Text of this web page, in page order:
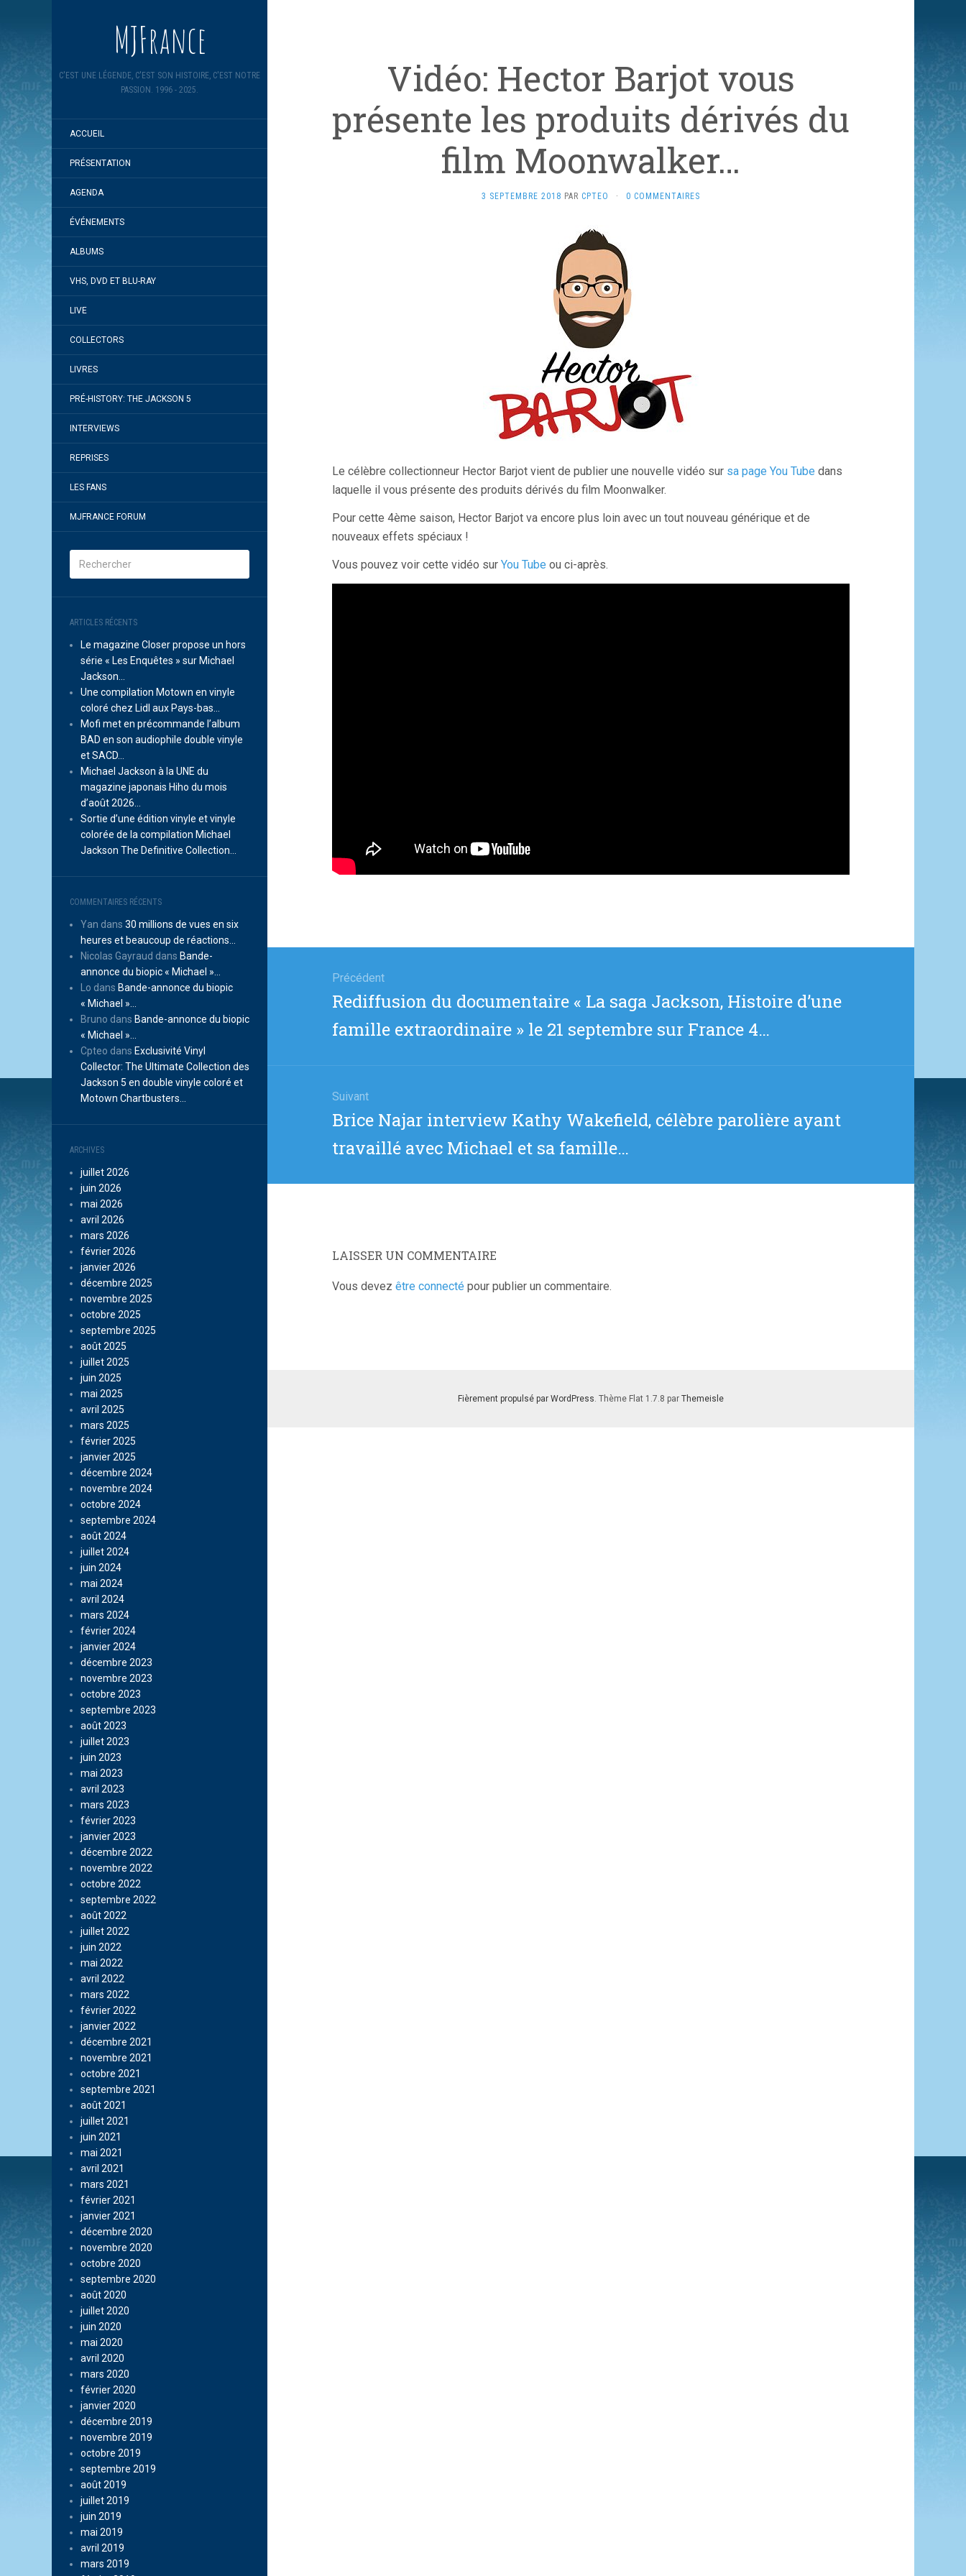
MJFrance
C'EST UNE LÉGENDE, C'EST SON HISTOIRE, C'EST NOTRE
PASSION. 1996 - 2025.
ACCUEIL
PRÉSENTATION
AGENDA
ÉVÉNEMENTS
ALBUMS
VHS, DVD ET BLU-RAY
LIVE
COLLECTORS
LIVRES
PRÉ-HISTORY: THE JACKSON 5
INTERVIEWS
REPRISES
LES FANS
MJFRANCE FORUM
ARTICLES RÉCENTS
Le magazine Closer propose un hors
série « Les Enquêtes » sur Michael
Jackson…
Une compilation Motown en vinyle
coloré chez Lidl aux Pays-bas…
Mofi met en précommande l’album
BAD en son audiophile double vinyle
et SACD…
Michael Jackson à la UNE du
magazine japonais Hiho du mois
d’août 2026…
Sortie d’une édition vinyle et vinyle
colorée de la compilation Michael
Jackson The Definitive Collection…
COMMENTAIRES RÉCENTS
Yan dans 30 millions de vues en six
heures et beaucoup de réactions…
Nicolas Gayraud dans Bande-
annonce du biopic « Michael »…
Lo dans Bande-annonce du biopic
« Michael »…
Bruno dans Bande-annonce du biopic
« Michael »…
Cpteo dans Exclusivité Vinyl
Collector: The Ultimate Collection des
Jackson 5 en double vinyle coloré et
Motown Chartbusters…
ARCHIVES
juillet 2026
juin 2026
mai 2026
avril 2026
mars 2026
février 2026
janvier 2026
décembre 2025
novembre 2025
octobre 2025
septembre 2025
août 2025
juillet 2025
juin 2025
mai 2025
avril 2025
mars 2025
février 2025
janvier 2025
décembre 2024
novembre 2024
octobre 2024
septembre 2024
août 2024
juillet 2024
juin 2024
mai 2024
avril 2024
mars 2024
février 2024
janvier 2024
décembre 2023
novembre 2023
octobre 2023
septembre 2023
août 2023
juillet 2023
juin 2023
mai 2023
avril 2023
mars 2023
février 2023
janvier 2023
décembre 2022
novembre 2022
octobre 2022
septembre 2022
août 2022
juillet 2022
juin 2022
mai 2022
avril 2022
mars 2022
février 2022
janvier 2022
décembre 2021
novembre 2021
octobre 2021
septembre 2021
août 2021
juillet 2021
juin 2021
mai 2021
avril 2021
mars 2021
février 2021
janvier 2021
décembre 2020
novembre 2020
octobre 2020
septembre 2020
août 2020
juillet 2020
juin 2020
mai 2020
avril 2020
mars 2020
février 2020
janvier 2020
décembre 2019
novembre 2019
octobre 2019
septembre 2019
août 2019
juillet 2019
juin 2019
mai 2019
avril 2019
mars 2019
Vidéo: Hector Barjot vous
présente les produits dérivés du
film Moonwalker…
3 SEPTEMBRE 2018 PAR CPTEO · 0 COMMENTAIRES
Le célèbre collectionneur Hector Barjot vient de publier une nouvelle vidéo sur sa page You Tube dans
laquelle il vous présente des produits dérivés du film Moonwalker.
Pour cette 4ème saison, Hector Barjot va encore plus loin avec un tout nouveau générique et de
nouveaux effets spéciaux !
Vous pouvez voir cette vidéo sur You Tube ou ci-après.
l’article
Précédent
Article
:
Rediffusion du documentaire « La saga Jackson, Histoire d’une
famille extraordinaire » le 21 septembre sur France 4…
Suivant
Article
Brice Najar interview Kathy Wakefield, célèbre parolière ayant
travaillé avec Michael et sa famille…
LAISSER UN COMMENTAIRE
Vous devez être connecté pour publier un commentaire.
Fièrement propulsé par WordPress. Thème Flat 1.7.8 par Themeisle